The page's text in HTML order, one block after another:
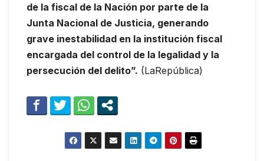
de la fiscal de la Nación por parte de la
Junta Nacional de Justicia, generando
grave inestabilidad en la institución fiscal
encargada del control de la legalidad y la
persecución del delito”. (LaRepública)